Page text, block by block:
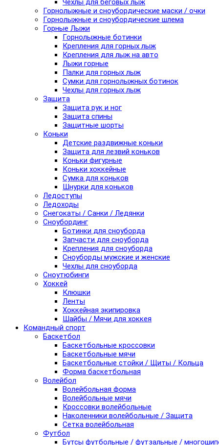
Чехлы для беговых лыж
Горнолыжные и сноубордические маски / очки
Горнолыжные и сноубордические шлема
Горные Лыжи
Горнолыжные ботинки
Крепления для горных лыж
Крепления для лыж на авто
Лыжи горные
Палки для горных лыж
Сумки для горнолыжных ботинок
Чехлы для горных лыж
Защита
Защита рук и ног
Защита спины
Защитные шорты
Коньки
Детские раздвижные коньки
Защита для лезвий коньков
Коньки фигурные
Коньки хоккейные
Сумка для коньков
Шнурки для коньков
Ледоступы
Ледоходы
Снегокаты / Санки / Ледянки
Сноубординг
Ботинки для сноуборда
Запчасти для сноуборда
Крепления для сноуборда
Сноуборды мужские и женские
Чехлы для сноуборда
Сноутюбинги
Хоккей
Клюшки
Ленты
Хоккейная экипировка
Шайбы / Мячи для хоккея
Командный спорт
Баскетбол
Баскетбольные кроссовки
Баскетбольные мячи
Баскетбольные стойки / Щиты / Кольца
Форма баскетбольная
Волейбол
Волейбольная форма
Волейбольные мячи
Кроссовки волейбольные
Наколенники волейбольные / Защита
Сетка волейбольная
Футбол
Бутсы футбольные / футзальные /